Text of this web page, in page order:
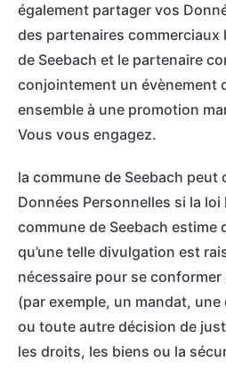
également partager vos
des partenaires commerciaux
de Seebach et le partenaire
conjointement un évènement
ensemble à une promotion
Vous vous engagez.
la commune de Seebach peut
Données Personnelles si la loi
commune de Seebach estime
qu’une telle divulgation est
nécessaire pour se
(par exemple, un mandat,
ou toute autre décision de
les droits, les biens ou la